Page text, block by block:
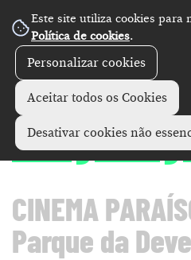
Este site utiliza cookies para
Política de cookies.
Personalizar cookies
Aceitar todos os Cookies
Desativar cookies não
Pentágono Vila Nova de
Song Sung
CINEMA
Parque da